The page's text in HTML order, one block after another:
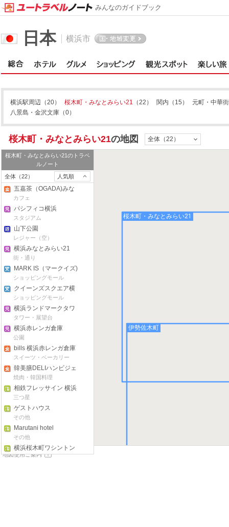
日本 横浜市
横浜駅周辺 （20） 桜木町・みなとみらい21 （22） 関内 （15）
元町・中華街
八景島・金沢文庫 （0）
桜木町・みなとみらい21の地図 全体（22）
桜木町・みなとみらい21のトラベ
ルノート
全体（22）
人気順
五嘉茶（OGADA)みな
とみらい店
カフェ
パシフィコ横浜
スタジアム
山下公園
レジャー（空）
横浜みなとみらい21
街・通り
MARK IS（マークイズ)
ショッピングモール
クイーンズスクエア横
浜
ショッピングモール
横浜ランドマークタワ
ー
タワー・展望台
横浜赤レンガ倉庫
公園
bills 横浜赤レンガ倉庫
スイーツ・ベーカリー
韓美膳DELIハンビジェ
デリ マークイズみなと
みらい
焼肉・韓国料理
相鉄フレッサイン 横浜
桜木町
三つ星
ゲストハウス
FUTARENO
その他
Marutani hotel
その他
横浜桜木町ワシントン
ホテル
四つ星
桜木町・みなとみらい21
伊勢佐木町
地図使用ご案内
みんなのガイドブック